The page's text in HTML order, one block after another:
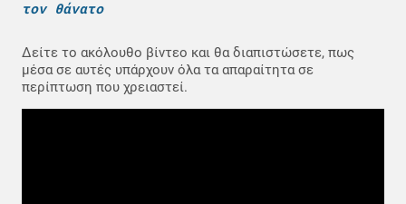
τον θάνατο
Δείτε το ακόλουθο βίντεο και θα διαπιστώσετε, πως
μέσα σε αυτές υπάρχουν όλα τα απαραίτητα σε
περίπτωση που χρειαστεί.